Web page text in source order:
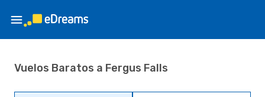
Vuelos Baratos a Fergus Falls